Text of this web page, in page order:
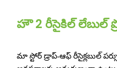
హౌ 2 రీసైకిల్ లేబుల్
మా స్టోర్ డ్రాప్-ఆఫ్ రీసైక్లబుల్